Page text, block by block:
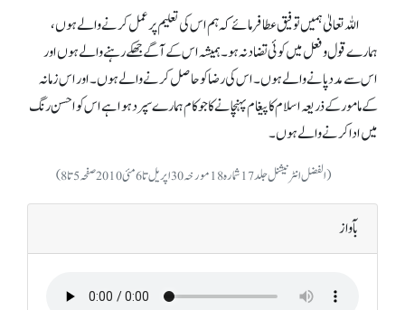
اللہ تعالیٰ ہمیں توفیق عطا فرمائے کہ ہم اس کی تعلیم پر عمل کرنے والے ہوں،
ہمارے قول و فعل میں کوئی تضادنہ ہو۔ ہمیشہ اس کے آگے جھکے رہنے والے ہوں اور
اس سے مدد پانے والے ہوں۔ اس کی رضا کو حاصل کرنے والے ہوں۔ اور اس زمانہ
کے مامور کے ذریعہ اسلام کا پیغام پہنچانے کا جو کام ہمارے سپرد ہوا ہے اس کو احسن رنگ
میں ادا کرنے والے ہوں۔
(الفضل انٹرنیشنل جلد17شمارہ18 مورخہ30اپریل تا6مئی 2010صفحہ5تا8)
بآواز